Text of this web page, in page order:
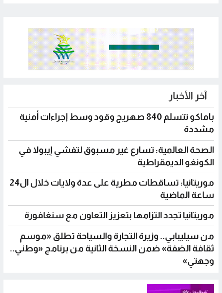
آخر الأخبار
باماكو تتسلم 840 صهريج وقود وسط إجراءات أمنية
مشددة
الصحة العالمية: تسارع غير مسبوق لتفشي إيبولا في
الكونغو الديمقراطية
موريتانيا: تساقطات مطرية على عدة ولايات خلال ال24
ساعة الماضية
موريتانيا تجدد التزامها بتعزيز التعاون مع سنغافورة
من سيليبابي.. وزيرة التجارة والسياحة تطلق «موسم
ثقافة الضفة» ضمن النسخة الثانية من برنامج «وطني..
وجهتي»